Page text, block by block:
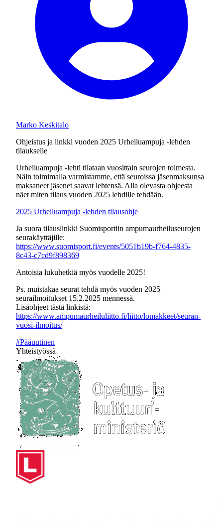
Marko Keskitalo
Ohjeistus ja linkki vuoden 2025 Urheiluampuja -lehden
tilaukselle
Urheiluampuja -lehti tilataan vuosittain seurojen toimesta.
Näin toimimalla varmistamme, että seuroissa jäsenmaksunsa
maksaneet jäsenet saavat lehtensä. Alla olevasta ohjeesta
näet miten tilaus vuoden 2025 lehdille tehdään.
2025 Urheiluampuja -lehden tilausohje
Ja suora tilauslinkki Suomisportiin ampumaurheiluseurojen
seurakäyttäjille:
https://www.suomisport.fi/events/5051b19b-f764-4835-
8c43-c7cd9f898369
Antoisia lukuhetkiä myös vuodelle 2025!
Ps. muistakaa seurat tehdä myös vuoden 2025
seurailmoitukset 15.2.2025 mennessä.
Lisäohjeet tästä linkistä:
https://www.ampumaurheiluliitto.fi/liitto/lomakkeet/seuran-
vuosi-ilmoitus/
#Pääuutinen
Yhteistyössä